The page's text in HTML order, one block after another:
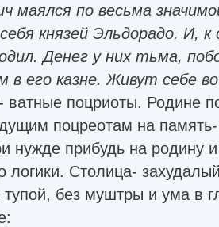
маялся по весьма
князей Эльдорадо. И,
Денег у них тьма,
в его казне. Живут себе
ватные поцриоты. Родине
поцреотам на
нужде прибудь на родину
логики. Столица-
тупой, без муштры и ума в